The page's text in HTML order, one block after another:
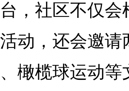
，社区不仅
动，还会邀
橄榄球运动